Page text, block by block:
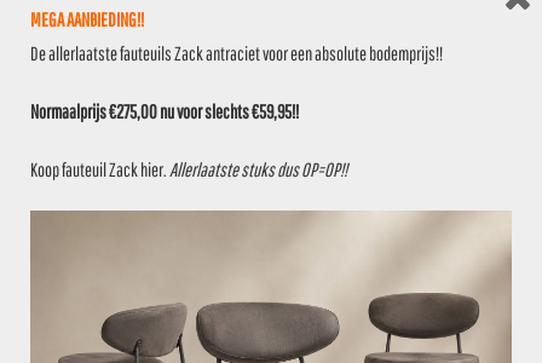
magnetische oplaadkabel.
vooraanstaande leverancier van lampen
Stukprijs € 39,95 (normaal €44,95)
MEGA AANBIEDING!!
De allerlaatste fauteuils Zack antraciet voor een absolute bodemprijs!!
Normaalprijs €275,00 nu voor slechts €59,95!!
Koop fauteuil Zackhier Allerlaatste stuks dus OP=OP!!